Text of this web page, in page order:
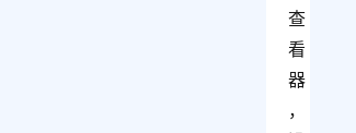
查
看
器
，